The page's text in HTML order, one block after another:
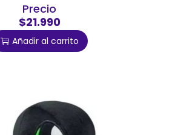
Precio
$21.990
Añadir al carrito